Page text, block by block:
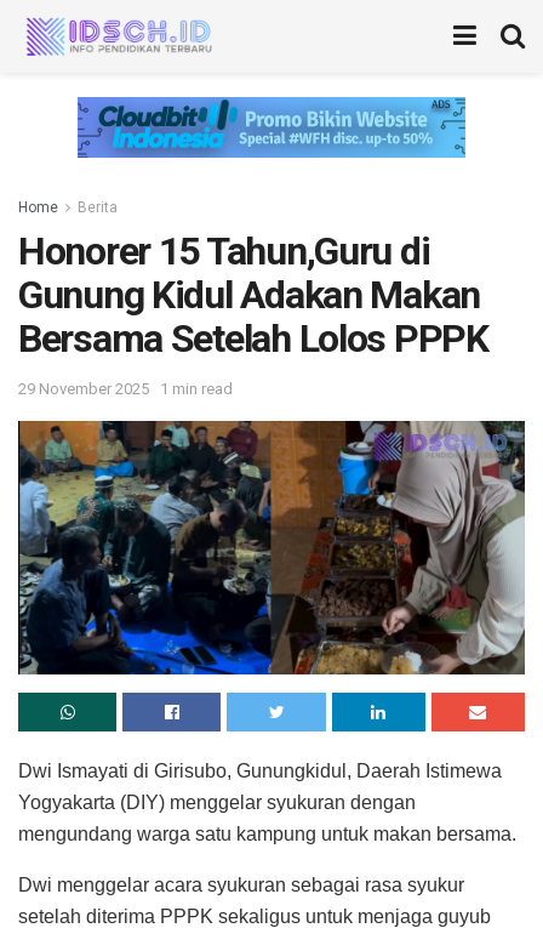
Home Berita
Honorer 15 Tahun,Guru di
Gunung Kidul Adakan Makan
Bersama Setelah Lolos PPPK
29 November 2025 1 min read
Dwi Ismayati di Girisubo, Gunungkidul, Daerah Istimewa
Yogyakarta (DIY) menggelar syukuran dengan
mengundang warga satu kampung untuk makan bersama.
Dwi menggelar acara syukuran sebagai rasa syukur
setelah diterima PPPK sekaligus untuk menjaga guyub